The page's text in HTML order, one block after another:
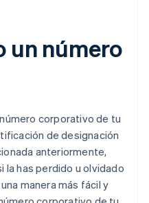
un número
corporativo de tu
de designación
anteriormente,
has perdido u olvidado
manera más fácil y